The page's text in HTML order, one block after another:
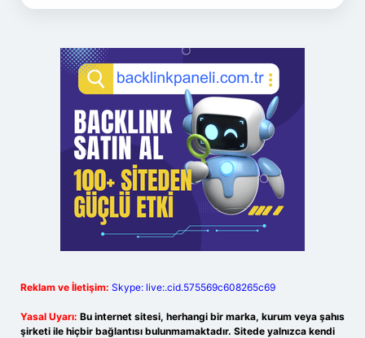
Reklam ve İletişim: Skype: live:.cid.575569c608265c69
Yasal Uyarı: Bu internet sitesi, herhangi bir marka, kurum veya şahıs
şirketi ile hiçbir bağlantısı bulunmamaktadır. Sitede yalnızca kendi